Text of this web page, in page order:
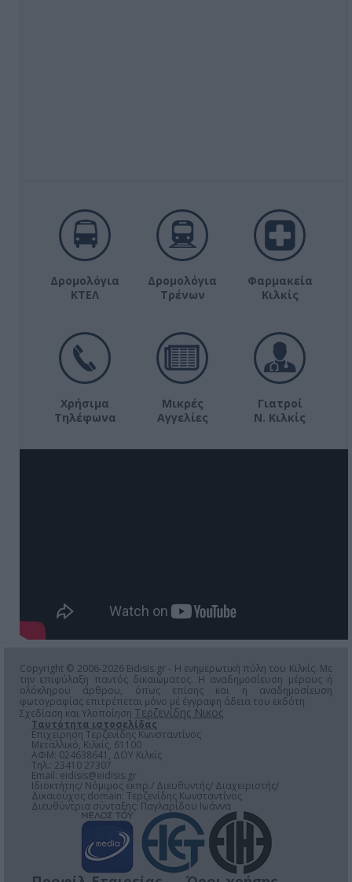
Δρομολόγια
ΚΤΕΛ
Δρομολόγια
Τρένων
Φαρμακεία
Κιλκίς
Χρήσιμα
Τηλέφωνα
Μικρές
Αγγελίες
Γιατροί
Ν. Κιλκίς
Copyright © 2006-2026 Eidisis.gr - Η ενημερωτική πύλη του Κιλκίς. Με
την επιφύλαξη παντός δικαιώματος. Η αναδημοσίευση μέρους ή
ολόκληρου άρθρου, όπως επίσης και η αναδημοσίευση
φωτογραφίας επιτρέπεται μόνο μέ έγγραφη άδεια του εκδότη.
Σχεδίαση και Υλοποίηση Τερζενίδης Νικος
Ταυτότητα ιστοσελίδας
Επιχείρηση Τερζενίδης Κωνσταντίνος
Μεταλλικό, Κιλκίς, 61100
ΑΦΜ: 024638641, ΔΟΥ Κιλκίς
Τηλ.: 23410 27307
Email: eidisis@eidisis.gr
Ιδιοκτήτης/ Νόμιμος εκπρ./ Διευθυντής/ Διαχειριστής/
Δικαιούχος domain: Τερζενίδης Κωνσταντίνος
Διευθύντρια σύνταξης: Παγλαρίδου Ιωάννα